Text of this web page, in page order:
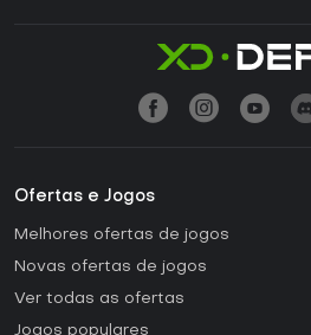
Ofertas e Jogos
Melhores ofertas de jogos
Novas ofertas de jogos
Ver todas as ofertas
Jogos populares